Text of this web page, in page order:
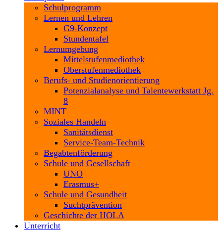
Schulprogramm
Lernen und Lehren
G9-Konzept
Stundentafel
Lernumgebung
Mittelstufenmediothek
Oberstufenmediothek
Berufs- und Studienorientierung
Potenzialanalyse und Talentewerkstatt Jg.
8
MINT
Soziales Handeln
Sanitätsdienst
Service-Team-Technik
Begabtenförderung
Schule und Gesellschaft
UNO
Erasmus+
Schule und Gesundheit
Suchtprävention
Geschichte der HOLA
Unterricht